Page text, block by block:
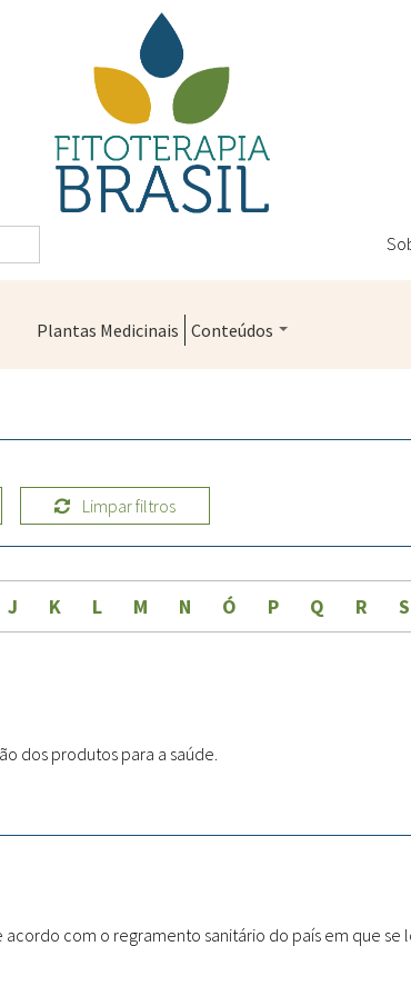
Plantas Medicinais Conteúdos
Conceitos
Biblioteca Virtual
Biodiversidade
Sementes, Mudas &
Pessoas & Saberes
Limpar filtros
J K L M N Ó P Q R S
dos produtos para a saúde.
com o regramento sanitário do país em que se